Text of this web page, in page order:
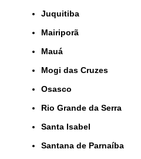
Juquitiba
Mairiporã
Mauá
Mogi das Cruzes
Osasco
Rio Grande da Serra
Santa Isabel
Santana de Parnaíba